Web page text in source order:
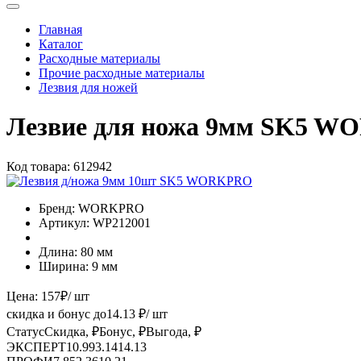
Главная
Каталог
Расходные материалы
Прочие расходные материалы
Лезвия для ножей
Лезвие для ножа 9мм SK5
Код товара: 612942
Бренд: WORKPRO
Артикул: WP212001
Длина: 80 мм
Ширина: 9 мм
Цена: 157₽/ шт
скидка и бонус до14.13 ₽/ шт
СтатусСкидка, ₽Бонус, ₽Выгода, ₽
ЭКСПЕРТ10.993.1414.13